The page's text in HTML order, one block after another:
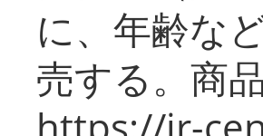
に、年齢な
売する。商